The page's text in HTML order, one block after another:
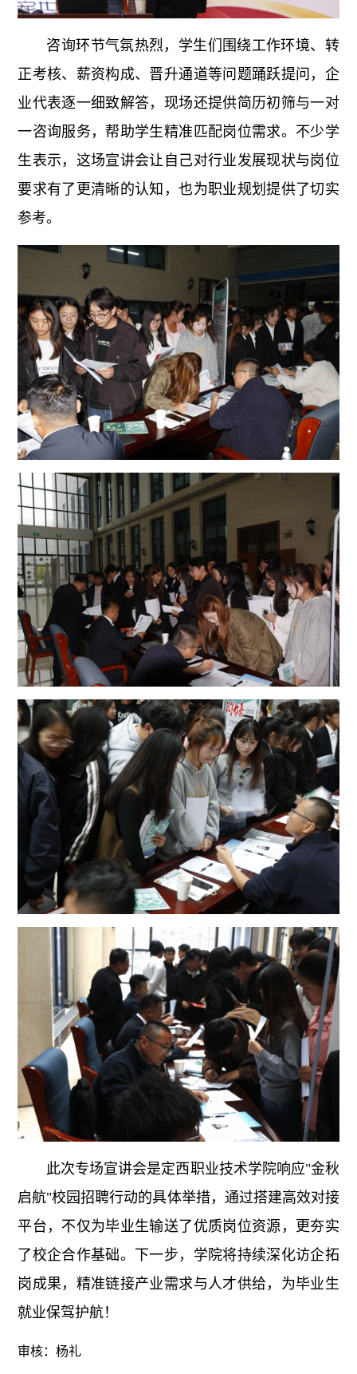
咨询环节气氛热烈，学生们围绕工作环境、转
正考核、薪资构成、晋升通道等问题踊跃提问，企
业代表逐一细致解答，现场还提供简历初筛与一对
一咨询服务，帮助学生精准匹配岗位需求。不少学
生表示，这场宣讲会让自己对行业发展现状与岗位
要求有了更清晰的认知，也为职业规划提供了切实
参考。
此次专场宣讲会是定西职业技术学院响应"金秋
启航"校园招聘行动的具体举措，通过搭建高效对接
平台，不仅为毕业生输送了优质岗位资源，更夯实
了校企合作基础。下一步，学院将持续深化访企拓
岗成果，精准链接产业需求与人才供给，为毕业生
就业保驾护航！
审核：杨礼